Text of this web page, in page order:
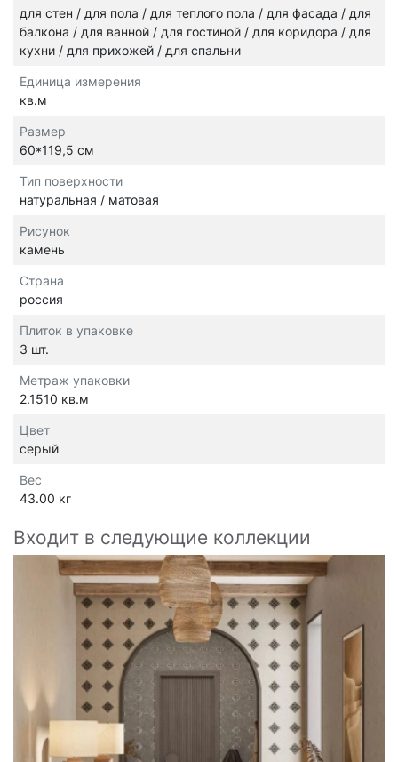
для стен / для пола / для теплого пола / для фасада / для
балкона / для ванной / для гостиной / для коридора / для
кухни / для прихожей / для спальни
Единица измерения
кв.м
Размер
60*119,5 см
Тип поверхности
натуральная / матовая
Рисунок
камень
Страна
россия
Плиток в упаковке
3 шт.
Метраж упаковки
2.1510 кв.м
Цвет
серый
Вес
43.00 кг
Входит в следующие коллекции